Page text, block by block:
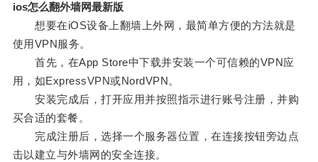
ios怎么翻外墙网最新版
想要在iOS设备上翻墙上外网，最简单方便的方法就是
使用VPN服务。
首先，在App Store中下载并安装一个可信赖的VPN应
用，如ExpressVPN或NordVPN。
安装完成后，打开应用并按照指示进行账号注册，并购
买合适的套餐。
完成注册后，选择一个服务器位置，在连接按钮旁边点
击以建立与外墙网的安全连接。